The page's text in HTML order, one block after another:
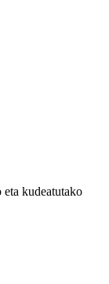
eta kudeatutako